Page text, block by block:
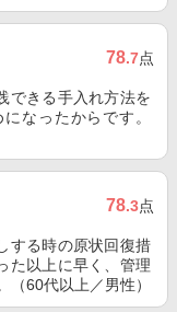
78.7点
できる手入れ方法を
なったからです。
78.3点
する時の原状回復措
た以上に早く、管理
（60代以上／男性）